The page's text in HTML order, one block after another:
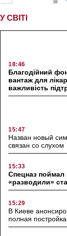
У СВІТІ
18:46
Благодійний
вантаж для
важливість
15:47
Назван новый
связан со слухом
15:33
Спецназ поймал
«разводили»
15:29
В Киеве
полная